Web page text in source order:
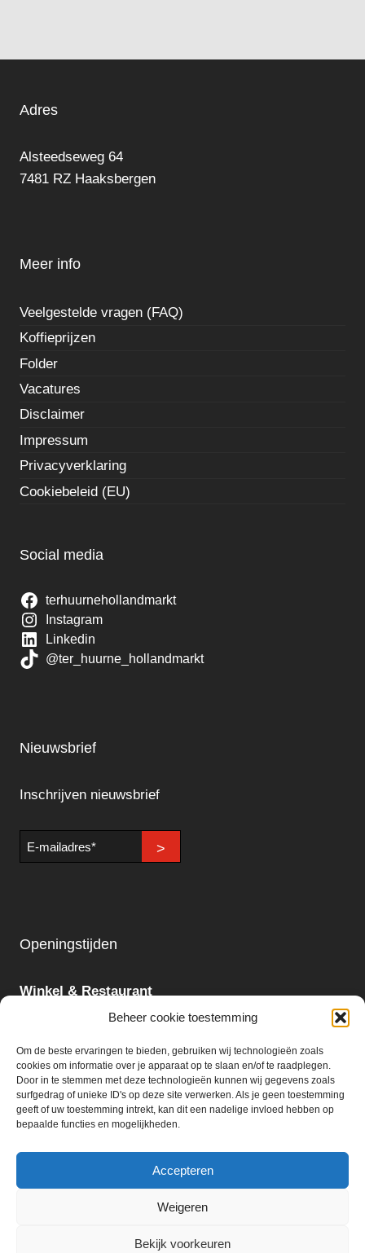
Beheer cookie toestemming
Om de beste ervaringen te bieden, gebruiken wij technologieën zoals
cookies om informatie over je apparaat op te slaan en/of te raadplegen.
Door in te stemmen met deze technologieën kunnen wij gegevens zoals
surfgedrag of unieke ID's op deze site verwerken. Als je geen toestemming
geeft of uw toestemming intrekt, kan dit een nadelige invloed hebben op
bepaalde functies en mogelijkheden.
Accepteren
Weigeren
Bekijk voorkeuren
Adres
Alsteedseweg 64
7481 RZ Haaksbergen
Meer info
Veelgestelde vragen (FAQ)
Koffieprijzen
Folder
Vacatures
Disclaimer
Impressum
Privacyverklaring
Cookiebeleid (EU)
Social media
terhuurnehollandmarkt
Instagram
Linkedin
@ter_huurne_hollandmarkt
Nieuwsbrief
Inschrijven nieuwsbrief
E-
mailadres
>
Openingstijden
Winkel & Restaurant
Maandag - Zondag
Slijterij:
Maandag - Zaterdag
09:00 - 18:00